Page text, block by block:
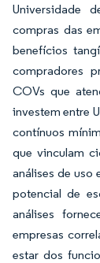
Universidade
compras das
benefícios
compradores
COVs que
investem entre
contínuos
que vinculam
análises de uso
potencial de
análises
empresas
estar dos